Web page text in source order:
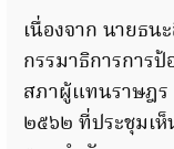
เนื่องจาก นายธ
กรรมาธิการการ
สภาผู้แทนราษฎ
๒๕๖๒ ที่ประชุมเห็